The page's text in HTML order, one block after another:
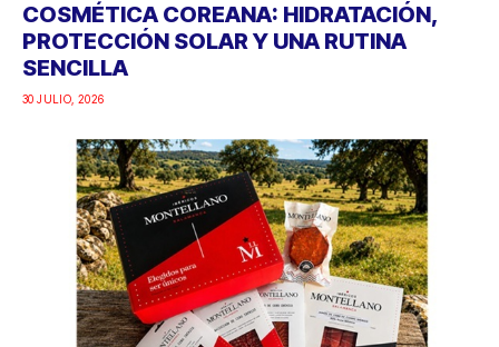
COSMÉTICA COREANA: HIDRATACIÓN,
PROTECCIÓN SOLAR Y UNA RUTINA
SENCILLA
30 JULIO, 2026